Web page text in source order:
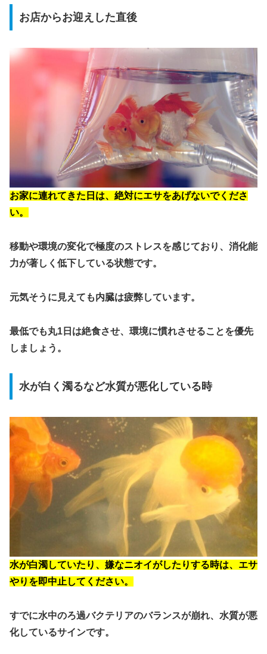
お店からお迎えした直後
お家に連れてきた日は、絶対にエサをあげないでくださ
い。
移動や環境の変化で極度のストレスを感じており、消化能
力が著しく低下している状態です。
元気そうに見えても内臓は疲弊しています。
最低でも丸1日は絶食させ、環境に慣れさせることを優先
しましょう。
水が白く濁るなど水質が悪化している時
水が白濁していたり、嫌なニオイがしたりする時は、エサ
やりを即中止してください。
すでに水中のろ過バクテリアのバランスが崩れ、水質が悪
化しているサインです。